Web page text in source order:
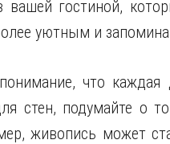
гостиной,
уютным и
что каждая
стен, подумайте о
живопись может